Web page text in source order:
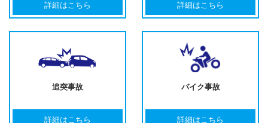
詳細はこちら 詳細はこちら
追突事故
詳細はこちら
バイク事故
詳細はこちら